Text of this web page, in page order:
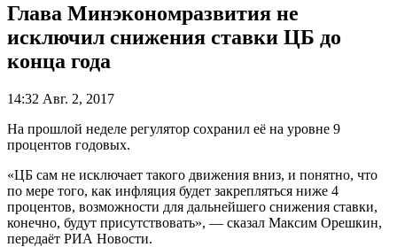
Глава Минэкономразвития не
исключил снижения ставки ЦБ до
конца года
14:32 Авг. 2, 2017
На прошлой неделе регулятор сохранил её на уровне 9
процентов годовых.
«ЦБ сам не исключает такого движения вниз, и понятно, что
по мере того, как инфляция будет закрепляться ниже 4
процентов, возможности для дальнейшего снижения ставки,
конечно, будут присутствовать», — сказал Максим Орешкин,
передаёт РИА Новости.